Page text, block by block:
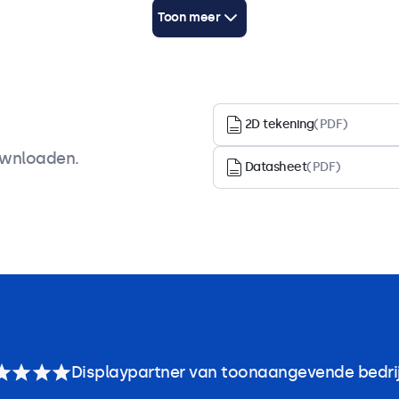
Toon meer
2D tekening(PDF)
Datasheet(PDF)
Displaypartner van toonaangevende